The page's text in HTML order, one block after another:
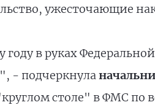
ужесточающие
в руках
- подчеркнула
столе" в ФМС по